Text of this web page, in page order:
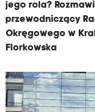
jego rola?
przewodniczący
Okręgowego w
Florkowska